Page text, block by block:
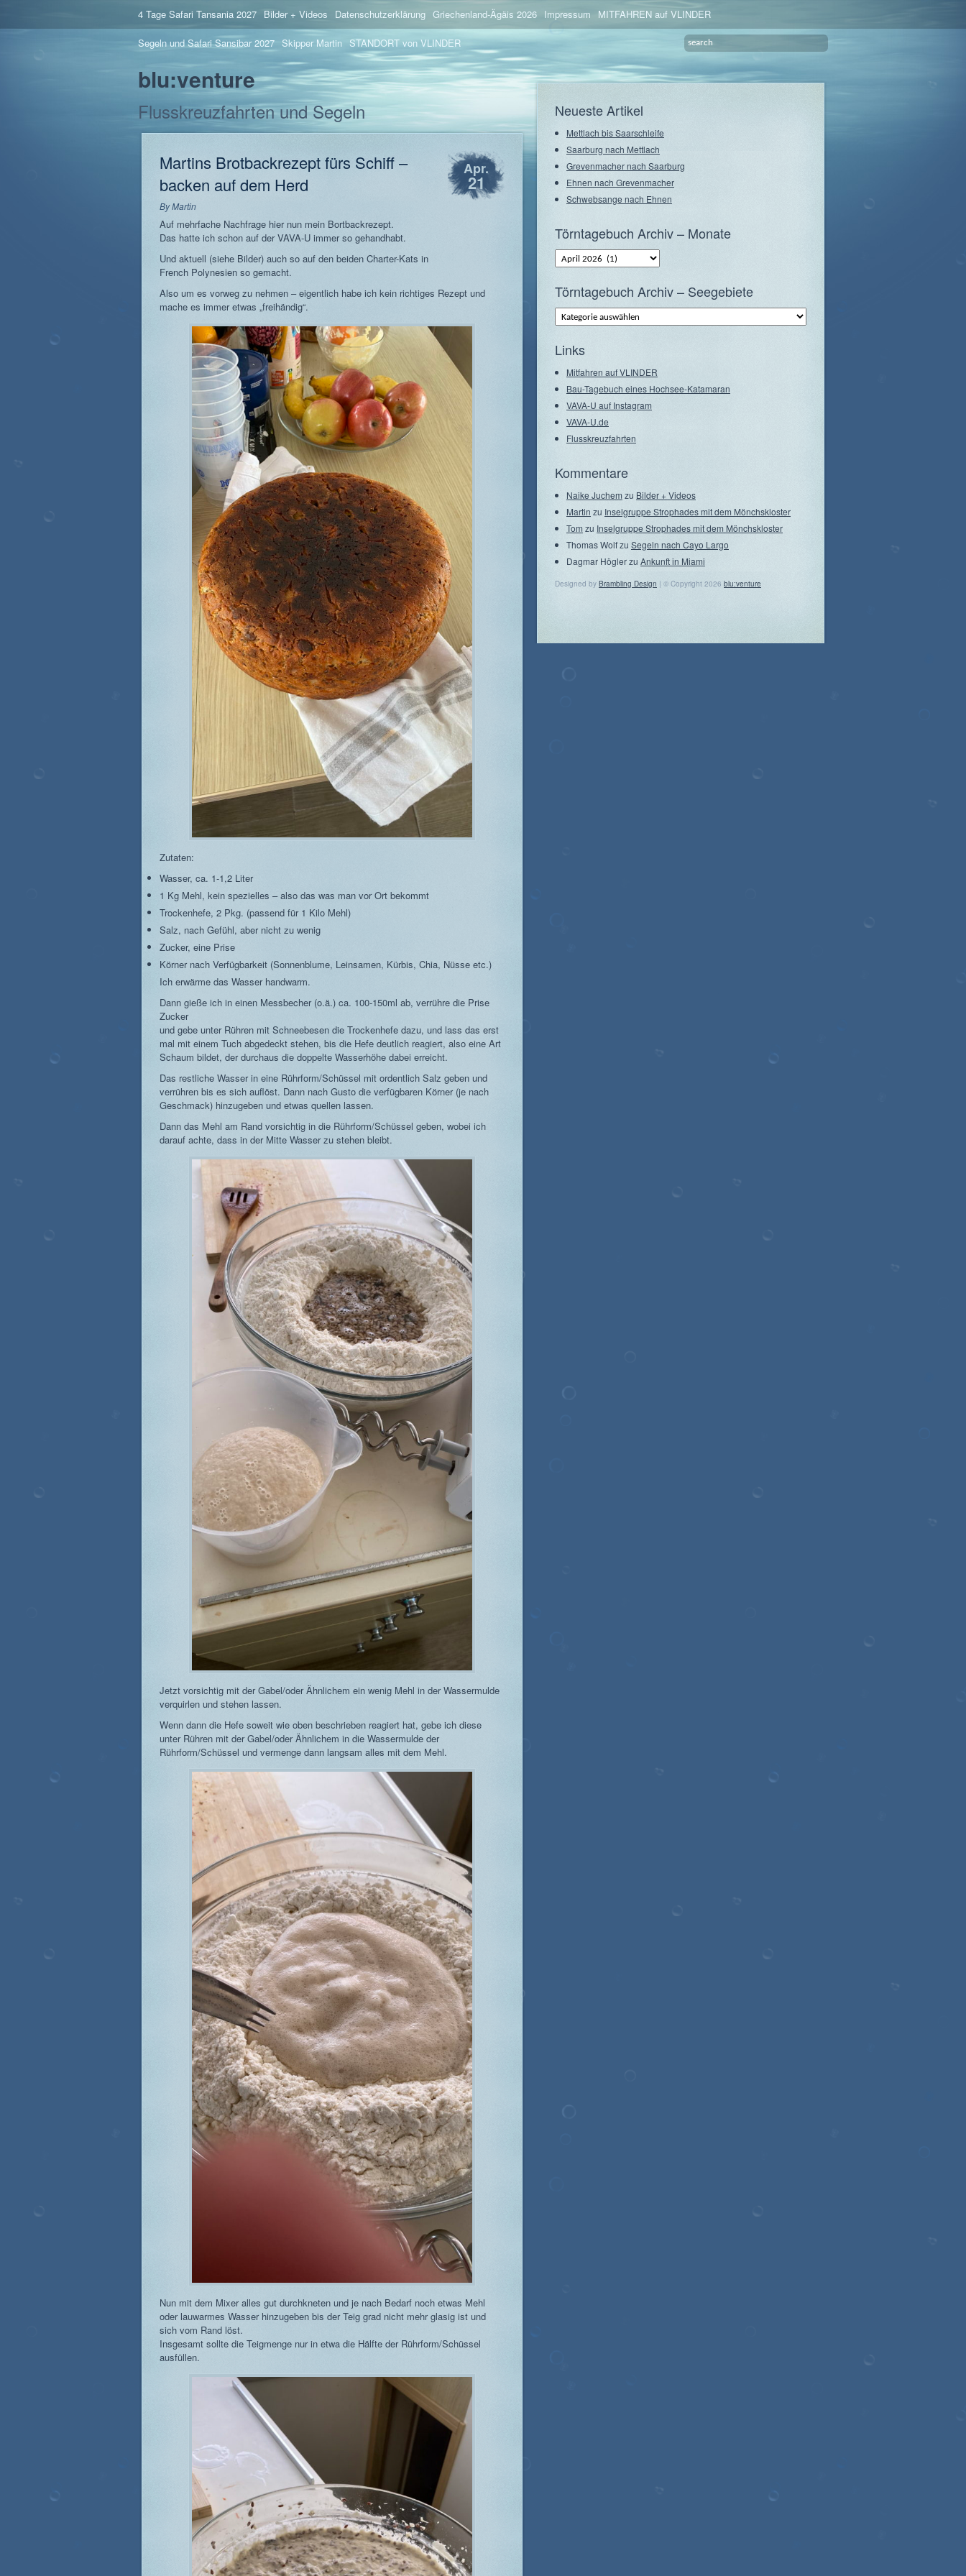
4 Tage Safari Tansania 2027 Bilder + Videos Datenschutzerklärung Griechenland-Ägäis 2026 Impressum MITFAHREN auf VLINDER
Segeln und Safari Sansibar 2027 Skipper Martin STANDORT von VLINDER
blu:venture
Flusskreuzfahrten und Segeln
Martins Brotbackrezept fürs Schiff –
backen auf dem Herd
ByMartin
Apr.
21
Auf mehrfache Nachfrage hier nun mein Bortbackrezept.
Das hatte ich schon auf der VAVA-U immer so gehandhabt.
Und aktuell (siehe Bilder) auch so auf den beiden Charter-Kats in
French Polynesien so gemacht.
Also um es vorweg zu nehmen – eigentlich habe ich kein richtiges Rezept und
mache es immer etwas „freihändig“.
Zutaten:
Wasser, ca. 1-1,2 Liter
1 Kg Mehl, kein spezielles – also das was man vor Ort bekommt
Trockenhefe, 2 Pkg. (passend für 1 Kilo Mehl)
Salz, nach Gefühl, aber nicht zu wenig
Zucker, eine Prise
Körner nach Verfügbarkeit (Sonnenblume, Leinsamen, Kürbis, Chia, Nüsse etc.)
Ich erwärme das Wasser handwarm.
Dann gieße ich in einen Messbecher (o.ä.) ca. 100-150ml ab, verrühre die Prise
Zucker
und gebe unter Rühren mit Schneebesen die Trockenhefe dazu, und lass das erst
mal mit einem Tuch abgedeckt stehen, bis die Hefe deutlich reagiert, also eine Art
Schaum bildet, der durchaus die doppelte Wasserhöhe dabei erreicht.
Das restliche Wasser in eine Rührform/Schüssel mit ordentlich Salz geben und
verrühren bis es sich auflöst. Dann nach Gusto die verfügbaren Körner (je nach
Geschmack) hinzugeben und etwas quellen lassen.
Dann das Mehl am Rand vorsichtig in die Rührform/Schüssel geben, wobei ich
darauf achte, dass in der Mitte Wasser zu stehen bleibt.
Jetzt vorsichtig mit der Gabel/oder Ähnlichem ein wenig Mehl in der Wassermulde
verquirlen und stehen lassen.
Wenn dann die Hefe soweit wie oben beschrieben reagiert hat, gebe ich diese
unter Rühren mit der Gabel/oder Ähnlichem in die Wassermulde der
Rührform/Schüssel und vermenge dann langsam alles mit dem Mehl.
Nun mit dem Mixer alles gut durchkneten und je nach Bedarf noch etwas Mehl
oder lauwarmes Wasser hinzugeben bis der Teig grad nicht mehr glasig ist und
sich vom Rand löst.
Insgesamt sollte die Teigmenge nur in etwa die Hälfte der Rührform/Schüssel
ausfüllen.
Neueste Artikel
Mettlach bis Saarschleife
Saarburg nach Mettlach
Grevenmacher nach Saarburg
Ehnen nach Grevenmacher
Schwebsange nach Ehnen
Törntagebuch Archiv – Monate
Törntagebuch
Archiv
–
Törntagebuch Archiv – Seegebiete
Törntagebuch
Archiv
–
Links
Mitfahren auf VLINDER
Bau-Tagebuch eines Hochsee-Katamaran
VAVA-U auf Instagram
VAVA-U.de
Flusskreuzfahrten
Kommentare
Naike Juchemzu Bilder + Videos
Martin zu Inselgruppe Strophades mit dem Mönchskloster
Tom zu Inselgruppe Strophades mit dem Mönchskloster
Thomas Wolfzu Segeln nach Cayo Largo
Dagmar Höglerzu Ankunft in Miami
Designed by Brambling Design | © Copyright 2026 blu:venture